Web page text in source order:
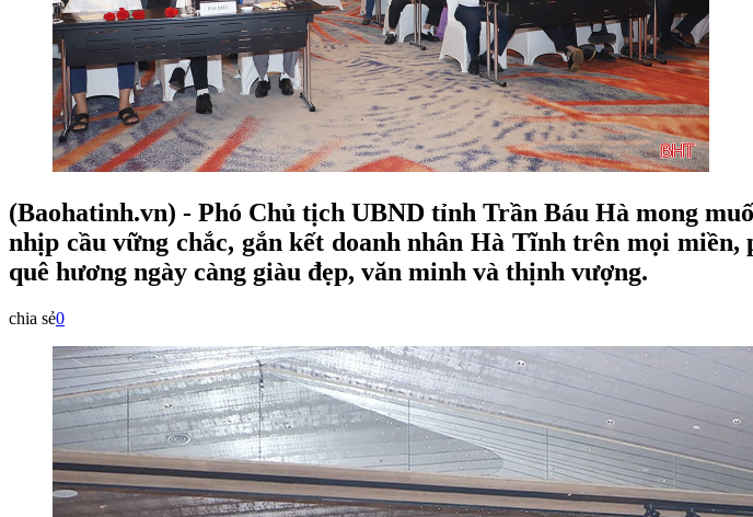
(Baohatinh.vn) - Phó Chủ tịch UBND tỉnh Trần Báu Hà mong
nhịp cầu vững chắc, gắn kết doanh nhân Hà Tĩnh trên mọi
quê hương ngày càng giàu đẹp, văn minh và thịnh vượng.
chia sẻ0